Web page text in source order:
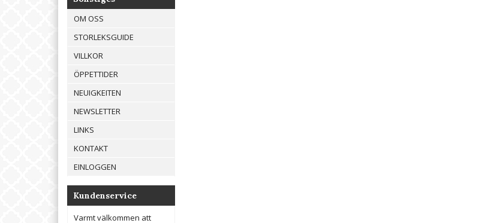
OM OSS
STORLEKSGUIDE
VILLKOR
ÖPPETTIDER
NEUIGKEITEN
NEWSLETTER
LINKS
KONTAKT
EINLOGGEN
Kundenservice
Varmt välkommen att